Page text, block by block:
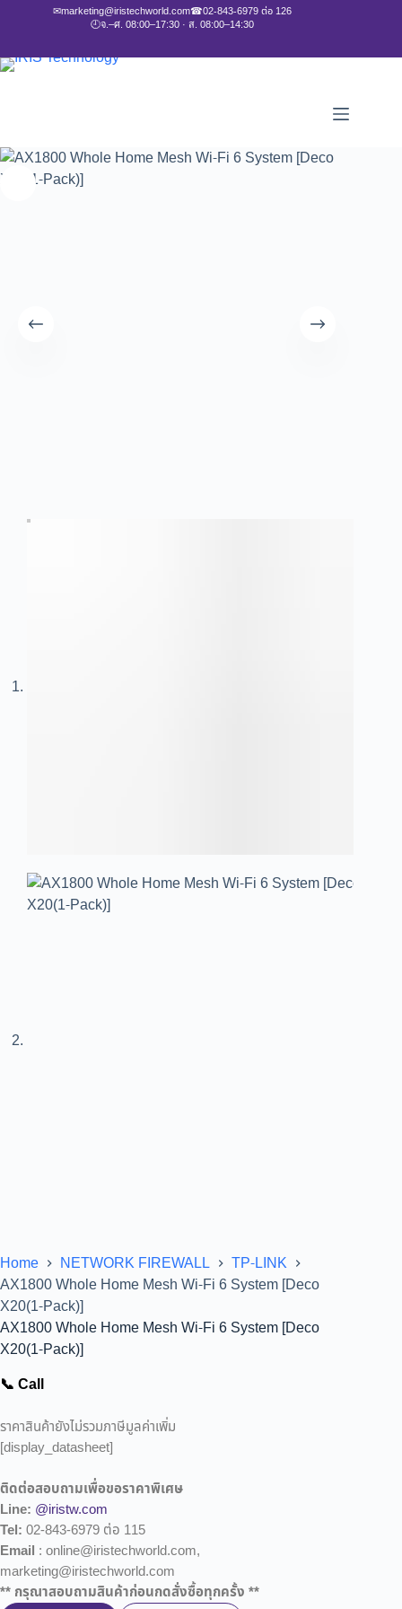
✉marketing@iristechworld.com☎02-843-6979 ต่อ 126
🕘จ.–ศ. 08:00–17:30 · ส. 08:00–14:30
Home NETWORK FIREWALL
TP-LINK
AX1800 Whole Home Mesh Wi-Fi 6 System [Deco
X20(1-Pack)]
AX1800 Whole Home Mesh Wi-Fi 6 System [Deco
X20(1-Pack)]
📞 Call
ราคาสินค้ายังไม่รวมภาษีมูลค่าเพิ่ม
[display_datasheet]
ติดต่อสอบถามเพื่อขอราคาพิเศษ
Line: @iristw.com
Tel: 02-843-6979 ต่อ 115
Email : online@iristechworld.com,
marketing@iristechworld.com
** กรุณาสอบถามสินค้าก่อนกดสั่งซื้อทุกครั้ง **